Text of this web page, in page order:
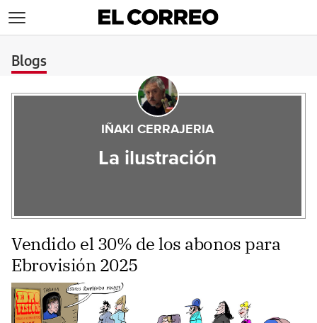
Blogs
IÑAKI CERRAJERIA
La ilustración
Vendido el 30% de los abonos para
Ebrovisión 2025